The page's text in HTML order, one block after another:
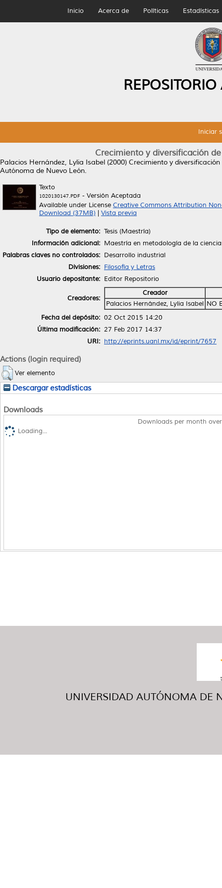
Inicio Acerca de Políticas Estadísticas
Iniciar
Crecimiento y diversificación
Palacios Hernández, Lylia Isabel (2000) Crecimiento y
Autónoma de Nuevo León.
Texto
1020130147.PDF - Versión Aceptada
Available under License Creative Commons Attribution
Download (37MB)
Vista previa
Tipo de elemento: Tesis (Maestría)
Información adicional: Maestría en metodología de la
Palabras claves no controlados: Desarrollo industrial
Divisiones: Filosofía y Letras
Usuario depositante: Editor Repositorio
Creadores:
Creador
Palacios Hernández, Lylia Isabel NO
Fecha del depósito: 02 Oct 2015 14:20
Última modificación: 27 Feb 2017 14:37
URI: http://eprints.uanl.mx/id/eprint/7657
Actions (login required)
Ver elemento
Descargar estadísticas
Downloads
Downloads per month
Loading...
UNIVERSIDAD AUTÓNOMA DE